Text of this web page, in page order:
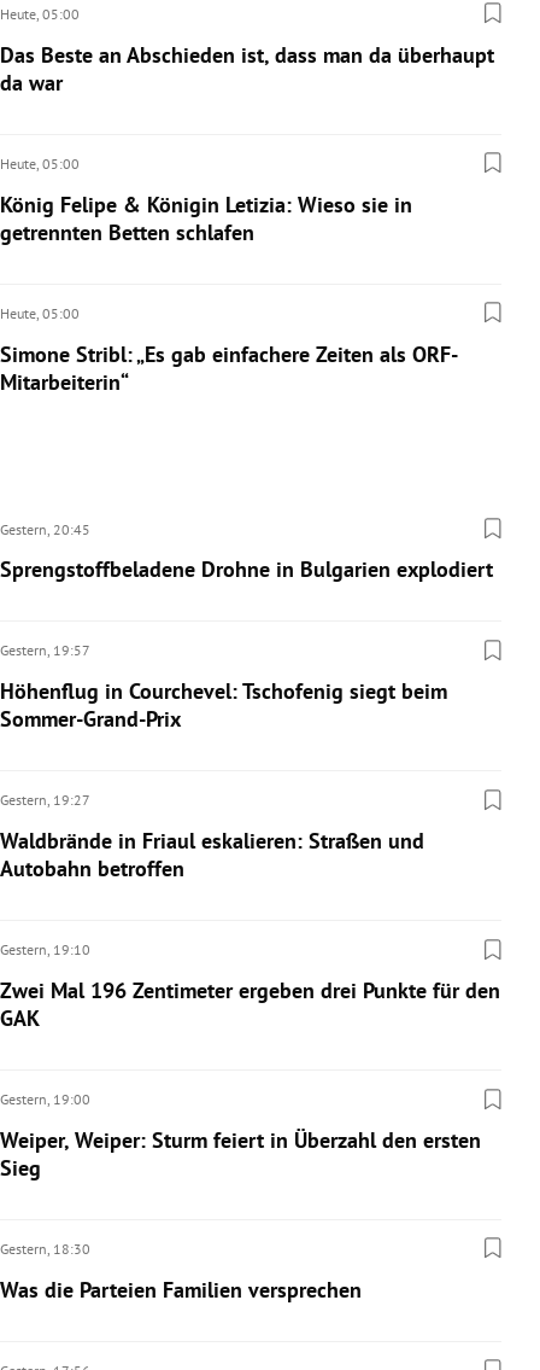
Heute, 05:00
Das Beste an Abschieden ist, dass man da überhaupt
da war
Heute, 05:00
König Felipe & Königin Letizia: Wieso sie in
getrennten Betten schlafen
Heute, 05:00
Simone Stribl: „Es gab einfachere Zeiten als ORF-
Mitarbeiterin“
Gestern, 20:45
Sprengstoffbeladene Drohne in Bulgarien explodiert
Gestern, 19:57
Höhenflug in Courchevel: Tschofenig siegt beim
Sommer-Grand-Prix
Gestern, 19:27
Waldbrände in Friaul eskalieren: Straßen und
Autobahn betroffen
Gestern, 19:10
Zwei Mal 196 Zentimeter ergeben drei Punkte für den
GAK
Gestern, 19:00
Weiper, Weiper: Sturm feiert in Überzahl den ersten
Sieg
Gestern, 18:30
Was die Parteien Familien versprechen